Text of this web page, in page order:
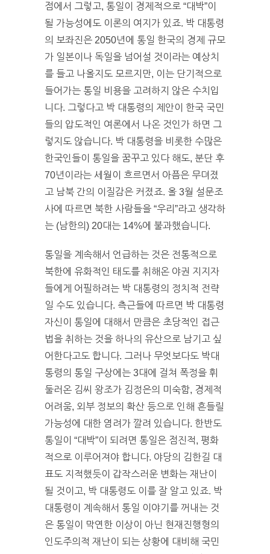
점에서 그렇고, 통일이 경제적으로 “대박”이
될 가능성에도 이론의 여지가 있죠. 박 대통령
의 보좌진은 2050년에 통일 한국의 경제 규모
가 일본이나 독일을 넘어설 것이라는 예상치
를 들고 나올지도 모르지만, 이는 단기적으로
들어가는 통일 비용을 고려하지 않은 수치입
니다. 그렇다고 박 대통령의 제안이 한국 국민
들의 압도적인 여론에서 나온 것인가 하면 그
렇지도 않습니다. 박 대통령을 비롯한 수많은
한국인들이 통일을 꿈꾸고 있다 해도, 분단 후
70년이라는 세월이 흐르면서 아픔은 무뎌졌
고 남북 간의 이질감은 커졌죠. 올 3월 설문조
사에 따르면 북한 사람들을 “우리”라고 생각하
는 (남한의) 20대는 14%에 불과했습니다.
통일을 계속해서 언급하는 것은 전통적으로
북한에 유화적인 태도를 취해온 야권 지지자
들에게 어필하려는 박 대통령의 정치적 전략
일 수도 있습니다. 측근들에 따르면 박 대통령
자신이 통일에 대해서 만큼은 초당적인 접근
법을 취하는 것을 하나의 유산으로 남기고 싶
어한다고도 합니다. 그러나 무엇보다도 박대
통령의 통일 구상에는 3대에 걸쳐 폭정을 휘
둘러온 김씨 왕조가 김정은의 미숙함, 경제적
어려움, 외부 정보의 확산 등으로 인해 흔들릴
가능성에 대한 염려가 깔려 있습니다. 한반도
통일이 “대박”이 되려면 통일은 점진적, 평화
적으로 이루어져야 합니다. 야당의 김한길 대
표도 지적했듯이 갑작스러운 변화는 재난이
될 것이고, 박 대통령도 이를 잘 알고 있죠. 박
대통령이 계속해서 통일 이야기를 꺼내는 것
은 통일이 막연한 이상이 아닌 현재진행형의
인도주의적 재난이 되는 상황에 대비해 국민